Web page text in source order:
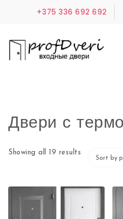
+375 336 692 692
Двери с
Showing all 19 results